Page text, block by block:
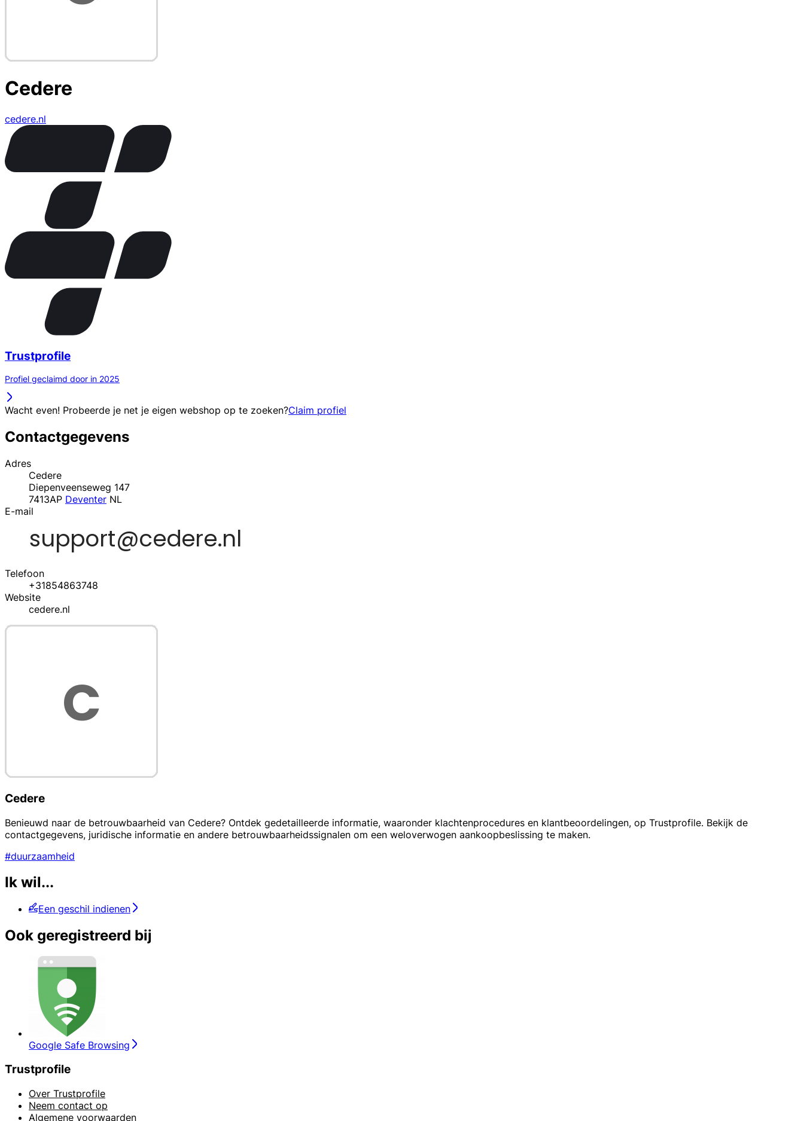
Cedere
cedere.nl
Trustprofile
Profiel geclaimd door in 2025
Wacht even! Probeerde je net je eigen webshop op te zoeken?Claim profiel
Contactgegevens
Adres
Cedere
Diepenveenseweg 147
7413AP Deventer NL
E-mail
Telefoon
+31854863748
Website
cedere.nl
Cedere
Benieuwd naar de betrouwbaarheid van Cedere? Ontdek gedetailleerde informatie, waaronder klachtenprocedures en klantbeoordelingen, op Trustprofile. Bekijk de
contactgegevens, juridische informatie en andere betrouwbaarheidssignalen om een weloverwogen aankoopbeslissing te maken.
#duurzaamheid
Ik wil...
Een geschil indienen
Ook geregistreerd bij
Google Safe Browsing
Trustprofile
Over Trustprofile
Neem contact op
Algemene voorwaarden